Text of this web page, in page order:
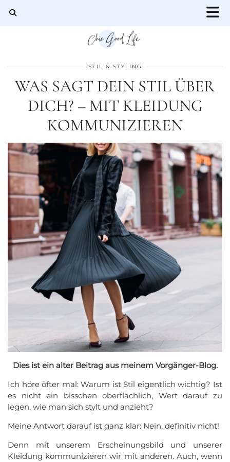
STIL & STYLING
WAS SAGT DEIN STIL ÜBER
DICH? – MIT KLEIDUNG
KOMMUNIZIEREN
Dies ist ein alter Beitrag aus meinem Vorgänger-Blog.
Ich höre öfter mal: Warum ist Stil eigentlich wichtig? Ist
es nicht ein bisschen oberflächlich, Wert darauf zu
legen, wie man sich stylt und anzieht?
Meine Antwort darauf ist ganz klar: Nein, definitiv nicht!
Denn mit unserem Erscheinungsbild und unserer
Kleidung kommunizieren wir mit anderen. Auch, wenn